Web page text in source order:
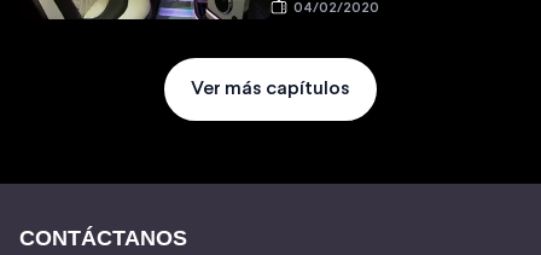
04/02/2020
Ver más capítulos
CONTÁCTANOS